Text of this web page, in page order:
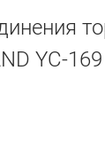
YC-169